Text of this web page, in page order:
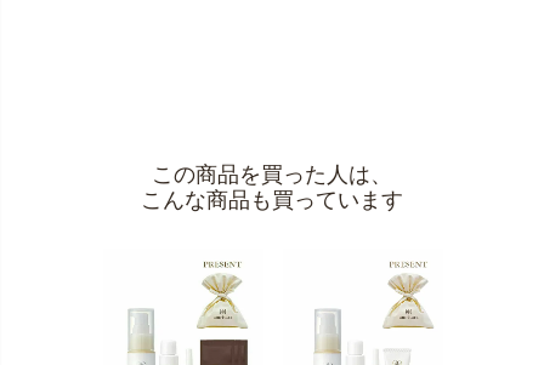
この商品を買った人は、
こんな商品も買っています